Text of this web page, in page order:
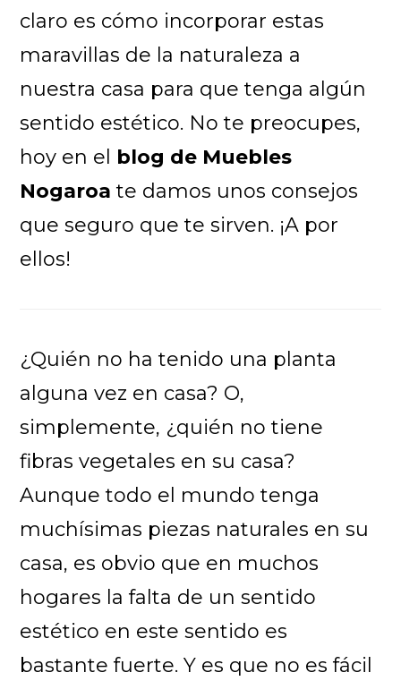
claro es cómo incorporar estas
maravillas de la naturaleza a
nuestra casa para que tenga algún
sentido estético. No te preocupes,
hoy en el blog de Muebles
Nogaroate damos unos consejos
que seguro que te sirven. ¡A por
ellos!
¿Quién no ha tenido una planta
alguna vez en casa? O,
simplemente, ¿quién no tiene
fibras vegetales en su casa?
Aunque todo el mundo tenga
muchísimas piezas naturales en su
casa, es obvio que en muchos
hogares la falta de un sentido
estético en este sentido es
bastante fuerte. Y es que no es fácil